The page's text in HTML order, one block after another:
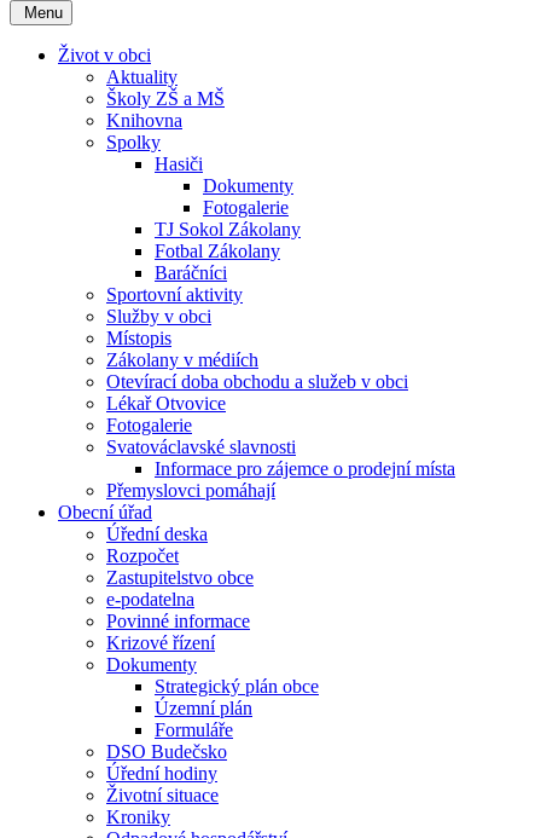
Menu
Život v obci
Aktuality
Školy ZŠ a MŠ
Knihovna
Spolky
Hasiči
Dokumenty
Fotogalerie
TJ Sokol Zákolany
Fotbal Zákolany
Baráčníci
Sportovní aktivity
Služby v obci
Místopis
Zákolany v médiích
Otevírací doba obchodu a služeb v obci
Lékař Otvovice
Fotogalerie
Svatováclavské slavnosti
Informace pro zájemce o prodejní místa
Přemyslovci pomáhají
Obecní úřad
Úřední deska
Rozpočet
Zastupitelstvo obce
e-podatelna
Povinné informace
Krizové řízení
Dokumenty
Strategický plán obce
Územní plán
Formuláře
DSO Budečsko
Úřední hodiny
Životní situace
Kroniky